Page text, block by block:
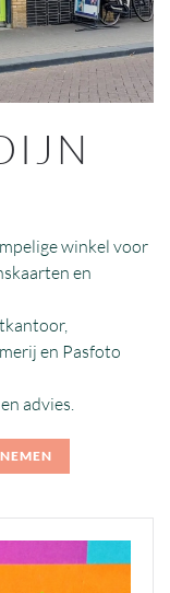
winkel voor
en
en Pasfoto
advies.